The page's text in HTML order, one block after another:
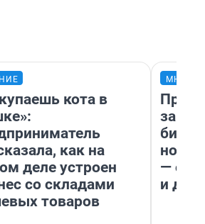
кота в
как на
деле устроен
со складами
товаров
— он
и